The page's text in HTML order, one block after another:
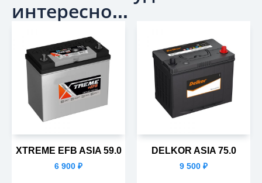
интересно...
XTREME EFB ASIA 59.0
6 900 ₽
DELKOR ASIA 75.0
9 500 ₽